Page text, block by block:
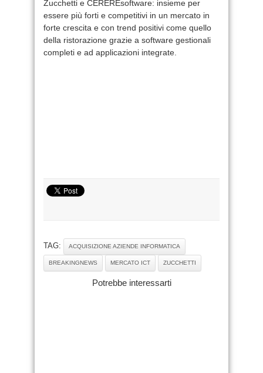
Zucchetti e CEREREsoftware: insieme per
essere più forti e competitivi in un mercato in
forte crescita e con trend positivi come quello
della ristorazione grazie a software gestionali
completi e ad applicazioni integrate.
TAG: ACQUISIZIONE AZIENDE INFORMATICA
BREAKINGNEWS MERCATO ICT ZUCCHETTI
Potrebbe interessarti